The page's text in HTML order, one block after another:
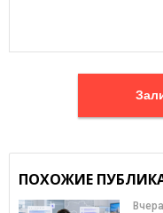
ПОХОЖИЕ
Вчера